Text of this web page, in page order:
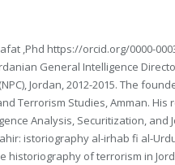
,Phd https://orcid.org/0000-
General Intelligence
Jordan, 2012-2015. The
Terrorism Studies, Amman.
Analysis, Securitization, and
istoriography al-irhab fi al-
historiography of terrorism in